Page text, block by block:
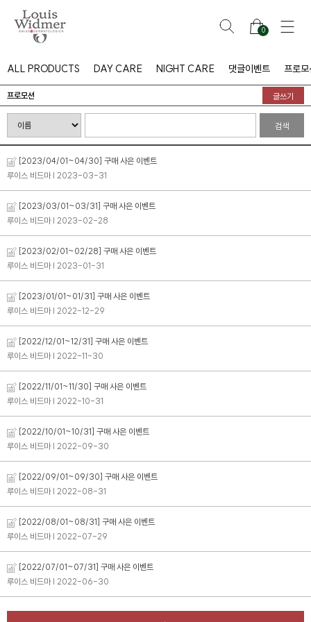
#아이
0
ALL PRODUCTS DAY CARE NIGHT CARE 댓글이벤트 프로모
프로모션 글쓰기
검색
[2023/04/01~04/30] 구매 사은 이벤트
루이스 비드마 | 2023-03-31
[2023/03/01~03/31] 구매 사은 이벤트
루이스 비드마 | 2023-02-28
[2023/02/01~02/28] 구매 사은 이벤트
루이스 비드마 | 2023-01-31
[2023/01/01~01/31] 구매 사은 이벤트
루이스 비드마 | 2022-12-29
[2022/12/01~12/31] 구매 사은 이벤트
루이스 비드마 | 2022-11-30
[2022/11/01~11/30] 구매 사은 이벤트
루이스 비드마 | 2022-10-31
[2022/10/01~10/31] 구매 사은 이벤트
루이스 비드마 | 2022-09-30
[2022/09/01~09/30] 구매 사은 이벤트
루이스 비드마 | 2022-08-31
[2022/08/01~08/31] 구매 사은 이벤트
루이스 비드마 | 2022-07-29
[2022/07/01~07/31] 구매 사은 이벤트
루이스 비드마 | 2022-06-30